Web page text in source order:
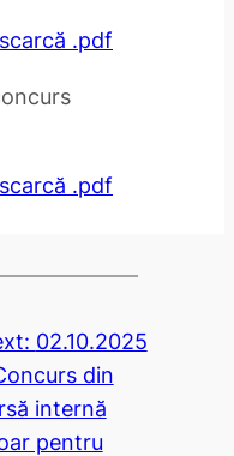
.pdf
.pdf
02.10.2025
din
internă
pentru